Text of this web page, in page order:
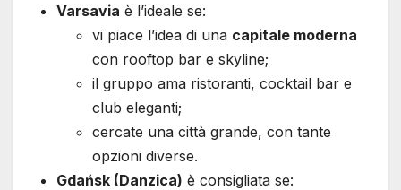
Varsavia è l’ideale se:
vi piace l’idea di una capitale moderna
con rooftop bar e skyline;
il gruppo ama ristoranti, cocktail bar e
club eleganti;
cercate una città grande, con tante
opzioni diverse.
Gdańsk (Danzica) è consigliata se: